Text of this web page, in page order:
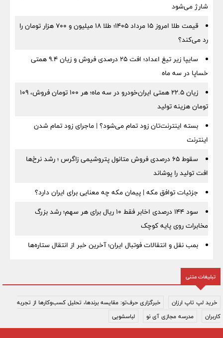
شارژ می‌شود
قیمت طلا امروز ۱۵ مرداد ۱۴۰۵؛ طلا ۱۸ میلیون و ۷۰۰ هزار تومان را
رد می‌کند؟
سایپا زیر تیغ اعداد؛ افت ۲۵ درصدی فروش و زیان ۹.۴ همتی
خساپا در سه ماه
زیان ۲۲.۵ همتی ایران‌خودرو در سه ماه؛ هر ۱۰۰ تومان فروش، ۱۰۹
تومان هزینه تولید
بسته اینترنت‌تان زود تمام می‌شود؟ | ماجرای زود تمام شدن
اینترنت
سقوط ۶۵ درصدی فروش متانول پتروشیمی زاگرس ؛ رشد نرخ‌ها
افت تولید را پوشاند
جزئیات توافق مکه | پیمان مکه چه معنایی برای ایران دارد؟
سود ۱۴۴ درصدی اخابر فقط ۱۰ ریال برای هر سهم؛ رشد بزرگ
مخابرات روی پایه کوچک
بمب نقل‌ و انتقالات فوتبال ایران؛ آخرین خبر از انتقال ستاره‌ها
تبلیغات متنی
خرید لپ تاپ ارزان
خبرگزاری حرف‌تو: مقایسه برندها، تحلیل کسب‌وکارها از تجربه
کاربران
مدرسه مجازی آی نو لباسشویی